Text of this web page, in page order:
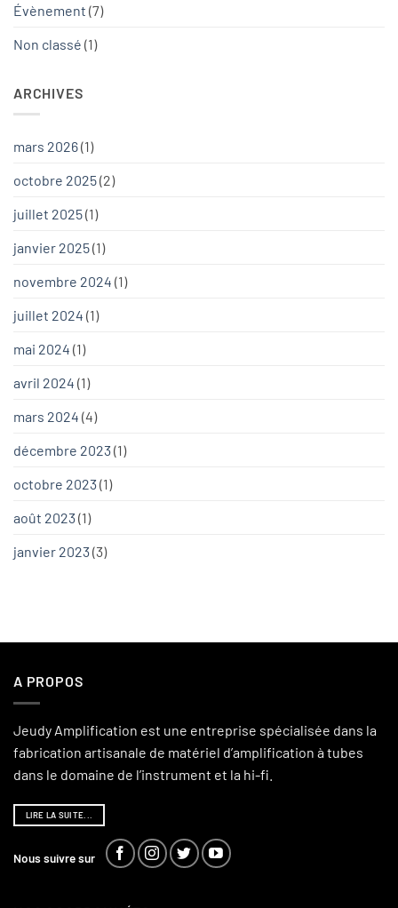
Évènement (7)
Non classé (1)
ARCHIVES
mars 2026(1)
octobre 2025(2)
juillet 2025(1)
janvier 2025(1)
novembre 2024 (1)
juillet 2024 (1)
mai 2024 (1)
avril 2024 (1)
mars 2024 (4)
décembre 2023(1)
octobre 2023(1)
août 2023(1)
janvier 2023(3)
A PROPOS
Jeudy Amplification est une entreprise spécialisée dans la
fabrication artisanale de matériel d’amplification à tubes
dans le domaine de l’instrument et la hi-fi.
LIRE LA SUITE...
Nous suivre sur